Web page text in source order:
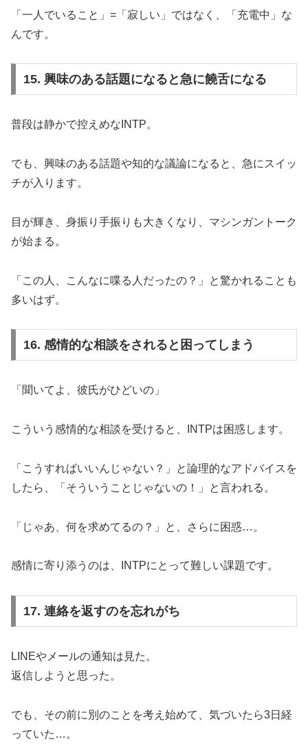
「一人でいること」=「寂しい」ではなく、「充電中」な
んです。
15. 興味のある話題になると急に饒舌になる
普段は静かで控えめなINTP。
でも、興味のある話題や知的な議論になると、急にスイッ
チが入ります。
目が輝き、身振り手振りも大きくなり、マシンガントーク
が始まる。
「この人、こんなに喋る人だったの？」と驚かれることも
多いはず。
16. 感情的な相談をされると困ってしまう
「聞いてよ、彼氏がひどいの」
こういう感情的な相談を受けると、INTPは困惑します。
「こうすればいいんじゃない？」と論理的なアドバイスを
したら、「そういうことじゃないの！」と言われる。
「じゃあ、何を求めてるの？」と、さらに困惑…。
感情に寄り添うのは、INTPにとって難しい課題です。
17. 連絡を返すのを忘れがち
LINEやメールの通知は見た。
返信しようと思った。
でも、その前に別のことを考え始めて、気づいたら3日経
っていた…。